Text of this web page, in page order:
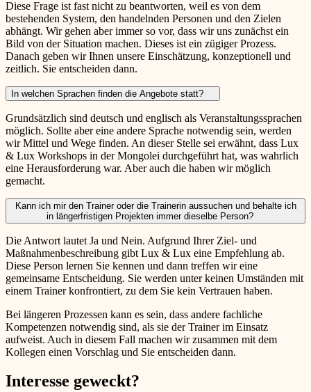
Diese Frage ist fast nicht zu beantworten, weil es von dem
bestehenden System, den handelnden Personen und den Zielen
abhängt. Wir gehen aber immer so vor, dass wir uns zunächst ein
Bild von der Situation machen. Dieses ist ein zügiger Prozess.
Danach geben wir Ihnen unsere Einschätzung, konzeptionell und
zeitlich. Sie entscheiden dann.
In welchen Sprachen finden die Angebote statt?
Grundsätzlich sind deutsch und englisch als Veranstaltungssprachen
möglich. Sollte aber eine andere Sprache notwendig sein, werden
wir Mittel und Wege finden. An dieser Stelle sei erwähnt, dass Lux
& Lux Workshops in der Mongolei durchgeführt hat, was wahrlich
eine Herausforderung war. Aber auch die haben wir möglich
gemacht.
Kann ich mir den Trainer oder die Trainerin aussuchen und behalte ich
in längerfristigen Projekten immer dieselbe Person?
Die Antwort lautet Ja und Nein. Aufgrund Ihrer Ziel- und
Maßnahmenbeschreibung gibt Lux & Lux eine Empfehlung ab.
Diese Person lernen Sie kennen und dann treffen wir eine
gemeinsame Entscheidung. Sie werden unter keinen Umständen mit
einem Trainer konfrontiert, zu dem Sie kein Vertrauen haben.
Bei längeren Prozessen kann es sein, dass andere fachliche
Kompetenzen notwendig sind, als sie der Trainer im Einsatz
aufweist. Auch in diesem Fall machen wir zusammen mit dem
Kollegen einen Vorschlag und Sie entscheiden dann.
Interesse geweckt?